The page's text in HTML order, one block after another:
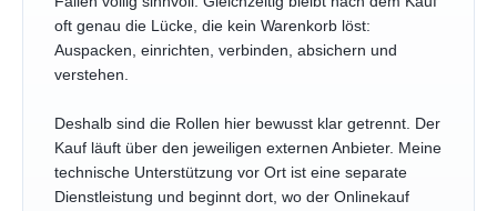
oft genau die Lücke, die kein Warenkorb löst:
Auspacken, einrichten, verbinden, absichern und
verstehen.
Deshalb sind die Rollen hier bewusst klar getrennt. Der
Kauf läuft über den jeweiligen externen Anbieter. Meine
technische Unterstützung vor Ort ist eine separate
Dienstleistung und beginnt dort, wo der Onlinekauf